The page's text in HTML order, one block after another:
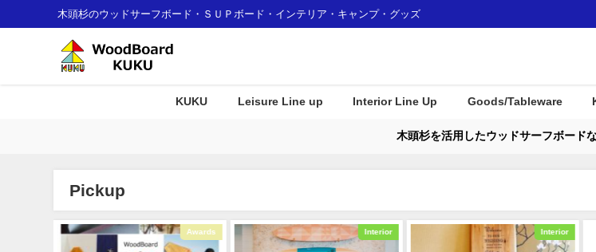
木頭杉のウッドサーフボード・ＳＵＰボード・インテリア・キャンプ・グッズ
KUKU Leisure Line up Interior Line Up Goods/Tableware
木頭杉を活用したウッドサーフボード
Pickup
Awards Interior Interior